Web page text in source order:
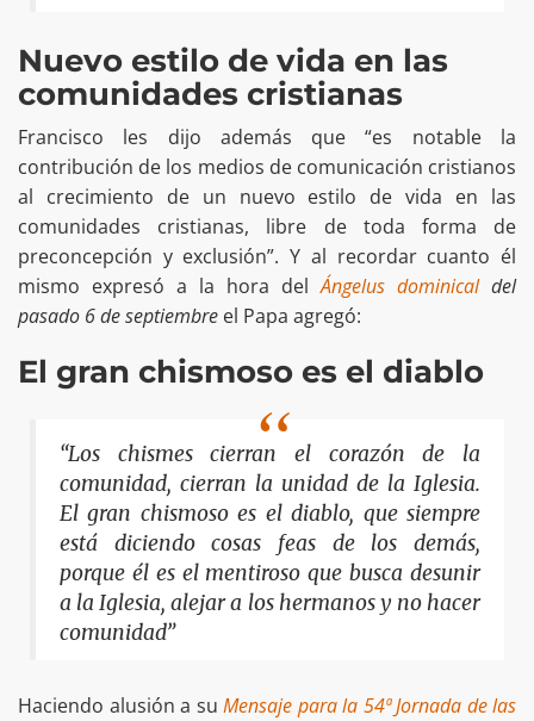
Nuevo estilo de vida en las
comunidades cristianas
Francisco les dijo además que “es notable la
contribución de los medios de comunicación cristianos
al crecimiento de un nuevo estilo de vida en las
comunidades cristianas, libre de toda forma de
preconcepción y exclusión”. Y al recordar cuanto él
mismo expresó a la hora delÁngelus dominicaldel
pasado 6 de septiembre el Papa agregó:
El gran chismoso es el diablo
“Los chismes cierran el corazón de la
comunidad, cierran la unidad de la Iglesia.
El gran chismoso es el diablo, que siempre
está diciendo cosas feas de los demás,
porque él es el mentiroso que busca desunir
a la Iglesia, alejar a los hermanos y no hacer
comunidad”
Haciendo alusión a su Mensaje para la 54ª Jornada de las